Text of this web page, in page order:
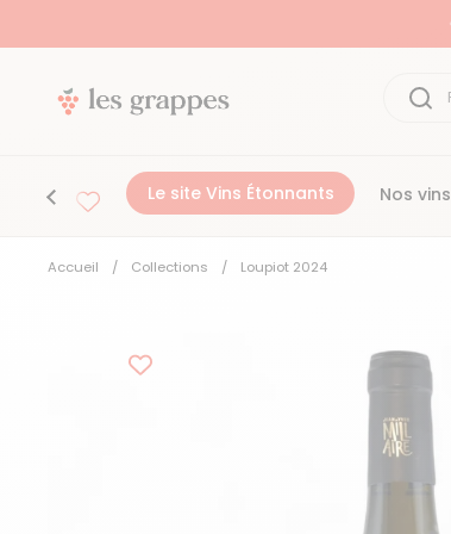
Le site Vins Étonnants Nos vins
Accueil / Collections / Loupiot 2024